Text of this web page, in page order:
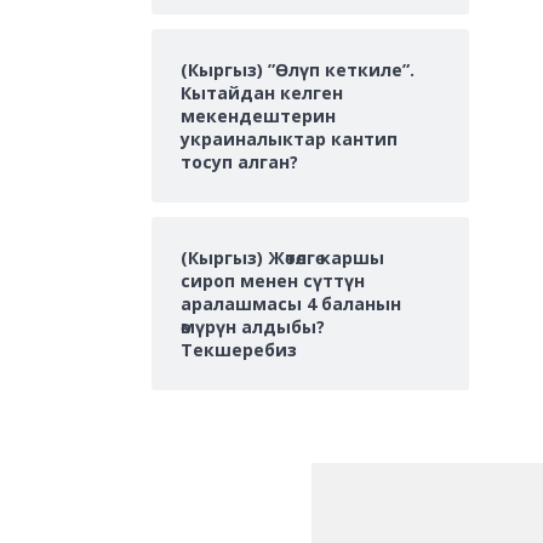
(Кыргыз) ”Өлүп кеткиле”.
Кытайдан келген
мекендештерин
украиналыктар кантип
тосуп алган?
(Кыргыз) Жөтөлгө каршы
сироп менен сүттүн
аралашмасы 4 баланын
өмүрүн алдыбы?
Текшеребиз